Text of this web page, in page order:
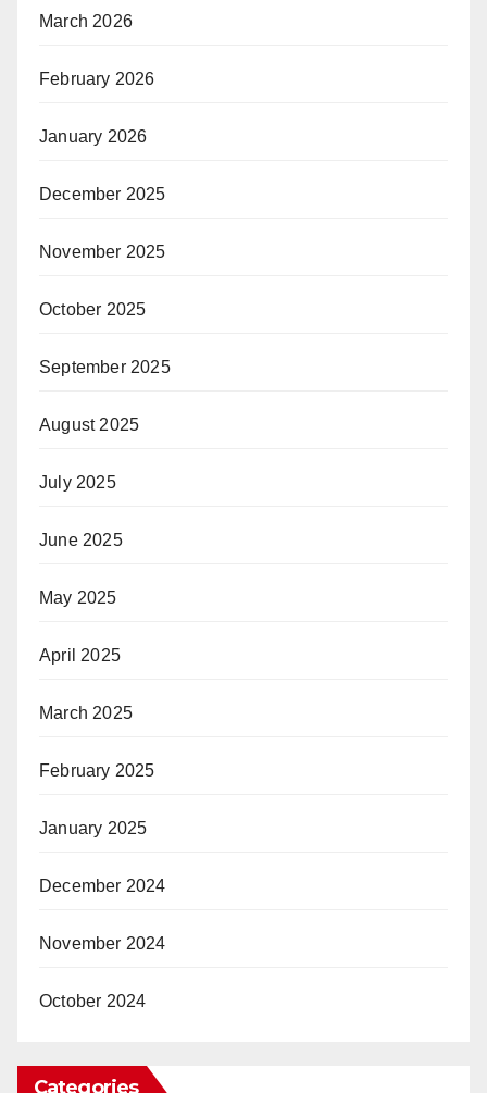
March 2026
February 2026
January 2026
December 2025
November 2025
October 2025
September 2025
August 2025
July 2025
June 2025
May 2025
April 2025
March 2025
February 2025
January 2025
December 2024
November 2024
October 2024
Categories